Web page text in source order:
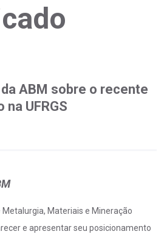
ABM sobre o recente
UFRGS
Materiais e Mineração
e apresentar seu posicionamento